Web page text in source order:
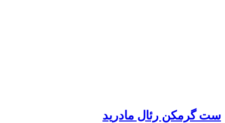
ست گرمکن رئال مادرید